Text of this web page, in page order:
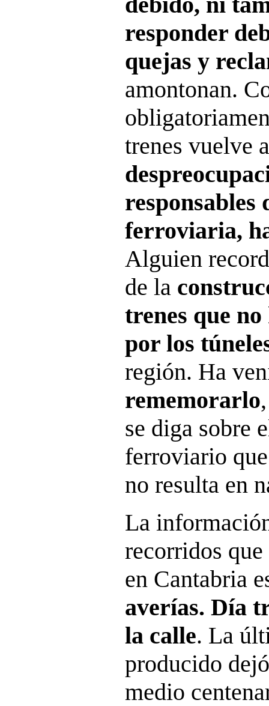
responder
quejas y
amontonan.
trenes vuelve
responsables
ferroviaria,
Alguien
de la
trenes que
por los
región. Ha
rememorarlo
se diga sobre
ferroviario
no resulta en
La
recorridos
en Cantabria
averías. Día
la calle. La
producido
medio